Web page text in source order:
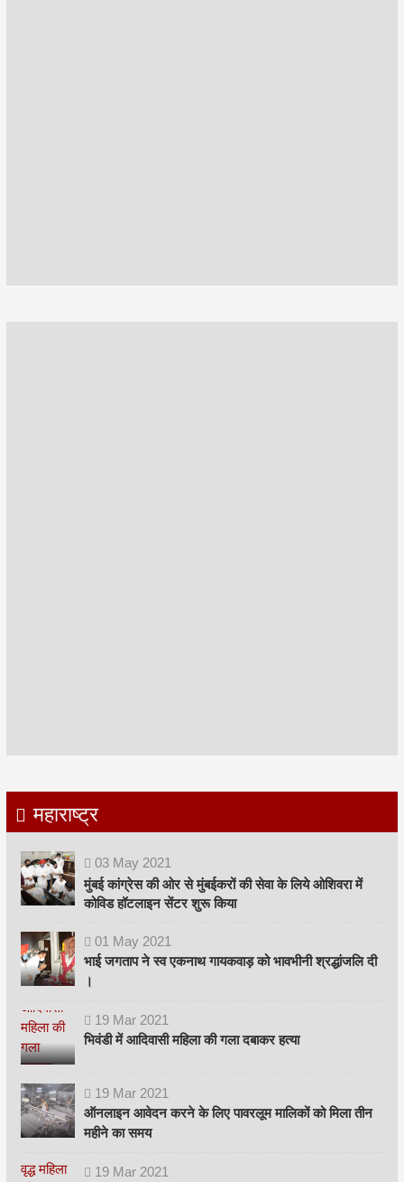
महाराष्ट्र
03 May 2021
मुंबई कांग्रेस की ओर से मुंबईकरों की सेवा के लिये ओशिवरा में
कोविड हॉटलाइन सेंटर शुरू किया
01 May 2021
भाई जगताप ने स्व एकनाथ गायकवाड़ को भावभीनी श्रद्धांजलि दी
।
19 Mar 2021
भिवंडी में आदिवासी महिला की गला दबाकर हत्या
19 Mar 2021
ऑनलाइन आवेदन करने के लिए पावरलूम मालिकों को मिला तीन
महीने का समय
19 Mar 2021